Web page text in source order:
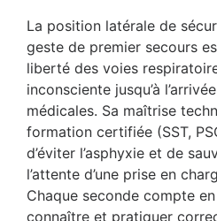
La position latérale de
geste de premier secours
liberté des voies
inconsciente jusqu’à
médicales. Sa maîtrise
formation certifiée (SST,
d’éviter l’asphyxie et de
l’attente d’une prise en
Chaque seconde compte
connaître et pratiquer